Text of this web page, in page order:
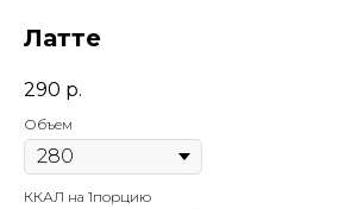
Латте
290 р.
Объем
ККАЛ на 1порцию